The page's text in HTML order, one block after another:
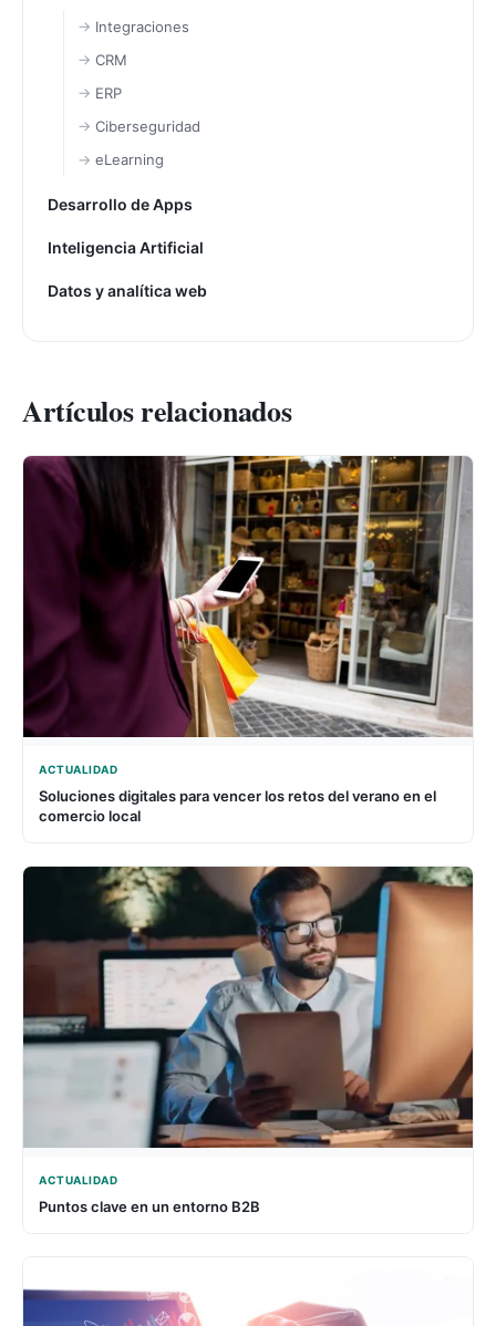
Integraciones
CRM
ERP
Ciberseguridad
eLearning
Desarrollo de Apps
Inteligencia Artificial
Datos y analítica web
Artículos relacionados
ACTUALIDAD
Soluciones digitales para vencer los retos del verano en el
comercio local
ACTUALIDAD
Puntos clave en un entorno B2B